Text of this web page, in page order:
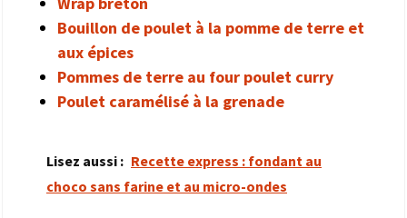
Bouillon de poulet à la pomme de terre et
aux épices
Pommes de terre au four poulet curry
Poulet caramélisé à la grenade
Lisez aussi : Recette express : fondant au
choco sans farine et au micro-ondes